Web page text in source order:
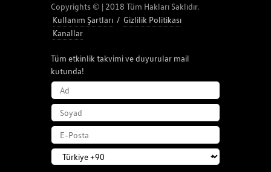
Copyrights © | 2018 Tüm Hakları Saklıdır.
Kullanım Şartları / Gizlilik Politikası
Kanallar
Tüm etkinlik takvimi ve duyurular mail
kutunda!
AD
SOYAD
E-POSTA